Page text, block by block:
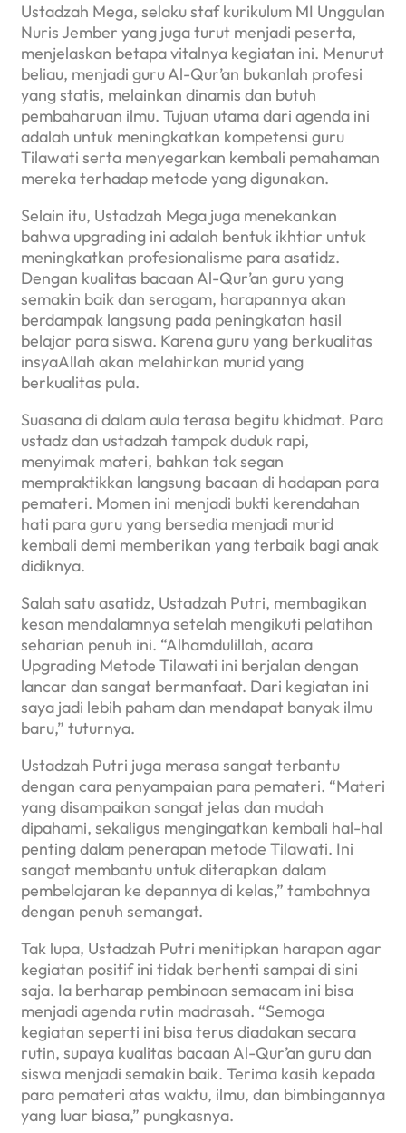
Ustadzah Mega, selaku staf kurikulum MI Unggulan
Nuris Jember yang juga turut menjadi peserta,
menjelaskan betapa vitalnya kegiatan ini. Menurut
beliau, menjadi guru Al-Qur’an bukanlah profesi
yang statis, melainkan dinamis dan butuh
pembaharuan ilmu. Tujuan utama dari agenda ini
adalah untuk meningkatkan kompetensi guru
Tilawati serta menyegarkan kembali pemahaman
mereka terhadap metode yang digunakan.
Selain itu, Ustadzah Mega juga menekankan
bahwa upgrading ini adalah bentuk ikhtiar untuk
meningkatkan profesionalisme para asatidz.
Dengan kualitas bacaan Al-Qur’an guru yang
semakin baik dan seragam, harapannya akan
berdampak langsung pada peningkatan hasil
belajar para siswa. Karena guru yang berkualitas
insyaAllah akan melahirkan murid yang
berkualitas pula.
Suasana di dalam aula terasa begitu khidmat. Para
ustadz dan ustadzah tampak duduk rapi,
menyimak materi, bahkan tak segan
mempraktikkan langsung bacaan di hadapan para
pemateri. Momen ini menjadi bukti kerendahan
hati para guru yang bersedia menjadi murid
kembali demi memberikan yang terbaik bagi anak
didiknya.
Salah satu asatidz, Ustadzah Putri, membagikan
kesan mendalamnya setelah mengikuti pelatihan
seharian penuh ini. “Alhamdulillah, acara
Upgrading Metode Tilawati ini berjalan dengan
lancar dan sangat bermanfaat. Dari kegiatan ini
saya jadi lebih paham dan mendapat banyak ilmu
baru,” tuturnya.
Ustadzah Putri juga merasa sangat terbantu
dengan cara penyampaian para pemateri. “Materi
yang disampaikan sangat jelas dan mudah
dipahami, sekaligus mengingatkan kembali hal-hal
penting dalam penerapan metode Tilawati. Ini
sangat membantu untuk diterapkan dalam
pembelajaran ke depannya di kelas,” tambahnya
dengan penuh semangat.
Tak lupa, Ustadzah Putri menitipkan harapan agar
kegiatan positif ini tidak berhenti sampai di sini
saja. Ia berharap pembinaan semacam ini bisa
menjadi agenda rutin madrasah. “Semoga
kegiatan seperti ini bisa terus diadakan secara
rutin, supaya kualitas bacaan Al-Qur’an guru dan
siswa menjadi semakin baik. Terima kasih kepada
para pemateri atas waktu, ilmu, dan bimbingannya
yang luar biasa,” pungkasnya.